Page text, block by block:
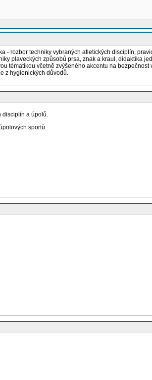
rozbor techniky vybraných atletických disciplín,
plaveckých způsobů prsa, znak a kraul, didaktika
včetně zvýšeného akcentu na bezpečnost
z hygienických důvodů.
disciplín a úpolů.
sportů.